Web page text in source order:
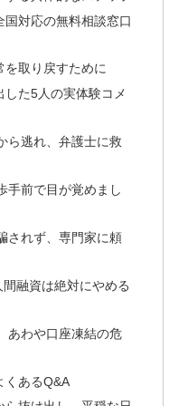
対応の無料相談窓口
を取り戻すために
た5人の実体験コメ
ら逃れ、弁護士に救
前で目が覚めまし
されず、専門家に頼
融資は絶対にやめる
あわや口座凍結の危
くあるQ&A